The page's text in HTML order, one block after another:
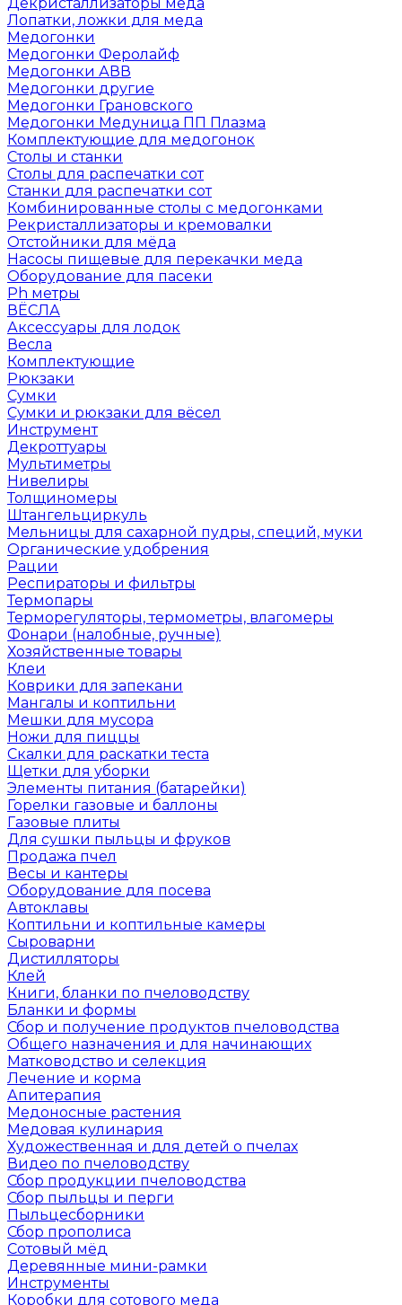
Лопатки, ложки для меда
Медогонки
Медогонки Феролайф
Медогонки АВВ
Медогонки другие
Медогонки Грановского
Медогонки Медуница ПП Плазма
Комплектующие для медогонок
Столы и станки
Столы для распечатки сот
Станки для распечатки сот
Комбинированные столы с медогонками
Рекристаллизаторы и кремовалки
Отстойники для мёда
Насосы пищевые для перекачки меда
Оборудование для пасеки
Ph метры
ВЁСЛА
Аксессуары для лодок
Весла
Комплектующие
Рюкзаки
Сумки
Сумки и рюкзаки для вёсел
Инструмент
Декроттуары
Мультиметры
Нивелиры
Толщиномеры
Штангельциркуль
Мельницы для сахарной пудры, специй, муки
Органические удобрения
Рации
Респираторы и фильтры
Термопары
Терморегуляторы, термометры, влагомеры
Фонари (налобные, ручные)
Хозяйственные товары
Клеи
Коврики для запекани
Мангалы и коптильни
Мешки для мусора
Ножи для пиццы
Скалки для раскатки теста
Щетки для уборки
Элементы питания (батарейки)
Горелки газовые и баллоны
Газовые плиты
Для сушки пыльцы и фруков
Продажа пчел
Весы и кантеры
Оборудование для посева
Автоклавы
Коптильни и коптильные камеры
Сыроварни
Дистилляторы
Клей
Книги, бланки по пчеловодству
Бланки и формы
Сбор и получение продуктов пчеловодства
Общего назначения и для начинающих
Матководство и селекция
Лечение и корма
Апитерапия
Медоносные растения
Медовая кулинария
Художественная и для детей о пчелах
Видео по пчеловодству
Сбор продукции пчеловодства
Сбор пыльцы и перги
Пыльцесборники
Сбор прополиса
Сотовый мёд
Деревянные мини-рамки
Инструменты
Коробки для сотового меда